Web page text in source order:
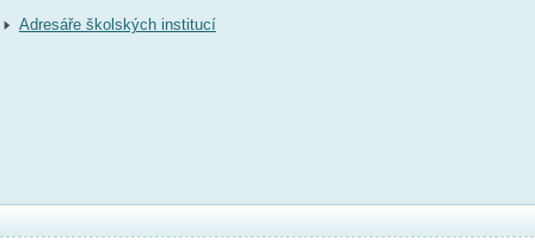
Adresáře školských institucí